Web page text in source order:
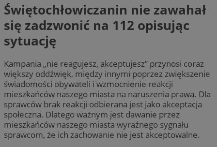
Świętochłowiczanin nie zawahał
się zadzwonić na 112 opisując
sytuację
Kampania „nie reagujesz, akceptujesz” przynosi coraz
większy oddźwięk, między innymi poprzez zwiększenie
świadomości obywateli i wzmocnienie reakcji
mieszkańców naszego miasta na naruszenia prawa. Dla
sprawców brak reakcji odbierana jest jako akceptacja
społeczna. Dlatego ważnym jest dawanie przez
mieszkańców naszego miasta wyraźnego sygnału
sprawcom, że ich zachowanie nie jest akceptowalne.